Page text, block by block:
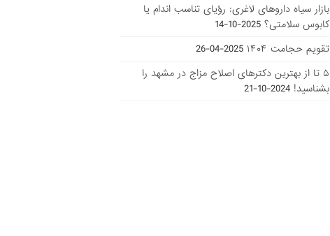
بازار سیاه داروهای لاغری: رؤیای تناسب اندام یا
کابوس سلامتی؟ 2025-10-14
تقویم حجامت ۱۴۰۴
2025-04-26
۵ تا از بهترین دکتر‌های اصلاح مزاج در مشهد را
بشناسید! 2024-10-21